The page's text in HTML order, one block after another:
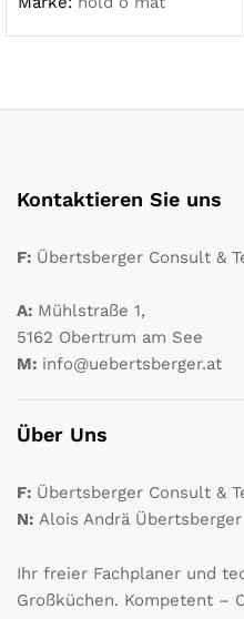
Kontaktieren Sie uns
F: Übertsberger Consult &
A: Mühlstraße 1,
5162 Obertrum am See
M: info@uebertsberger.at
Über Uns
F: Übertsberger Consult &
N: Alois Andrä Übertsberger
Ihr freier Fachplaner und
Großküchen. Kompetent –